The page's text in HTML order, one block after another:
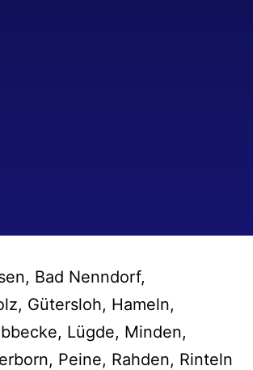
Bad Nenndorf,
Gütersloh, Hameln,
Lügde, Minden,
Peine, Rahden, Rinteln